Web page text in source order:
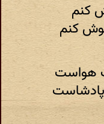
کنم
کنم
هواست
پادشاست